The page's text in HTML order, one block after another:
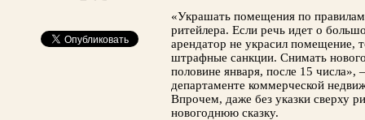
«Украшать помещения по
ри­тейлера. Если речь идет о
арендатор не украсил помещение,
штрафные санкции. Снимать
половине января, после 15
департаменте коммерческой
Впрочем, даже без указки сверху
новогоднюю сказку.